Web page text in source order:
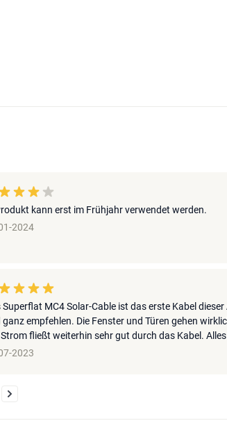
kann erst im Frühjahr verwendet werden.
2024
Superflat MC4 Solar-Cable ist das erste Kabel
ganz empfehlen. Die Fenster und Türen gehen
Strom fließt weiterhin sehr gut durch das Kabel.
2023